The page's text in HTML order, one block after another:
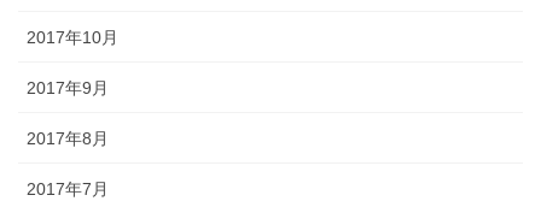
2017年10月
2017年9月
2017年8月
2017年7月